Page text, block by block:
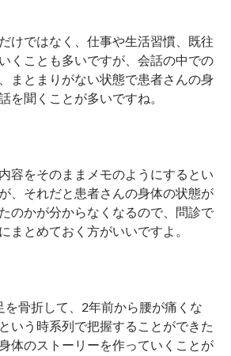
けではなく、仕事や生活習慣、既往
くことも多いですが、会話の中での
まとまりがない状態で患者さんの身
を聞くことが多いですね。
容をそのままメモのようにするとい
、それだと患者さんの身体の状態が
のかが分からなくなるので、問診で
まとめておく方がいいですよ。
骨折して、2年前から腰が痛くな
いう時系列で把握することができた
体のストーリーを作っていくことが